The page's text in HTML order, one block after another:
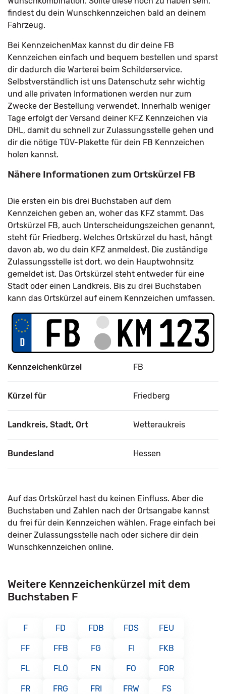
findest du dein Wunschkennzeichen bald an deinem
Fahrzeug.
Bei KennzeichenMax kannst du dir deine FB
Kennzeichen einfach und bequem bestellen und sparst
dir dadurch die Warterei beim Schilderservice.
Selbstverständlich ist uns Datenschutz sehr wichtig
und alle privaten Informationen werden nur zum
Zwecke der Bestellung verwendet. Innerhalb weniger
Tage erfolgt der Versand deiner KFZ Kennzeichen via
DHL, damit du schnell zur Zulassungsstelle gehen und
dir die nötige TÜV-Plakette für dein FB Kennzeichen
holen kannst.
Nähere Informationen zum Ortskürzel FB
Die ersten ein bis drei Buchstaben auf dem
Kennzeichen geben an, woher das KFZ stammt. Das
Ortskürzel FB, auch Unterscheidungszeichen genannt,
steht für Friedberg. Welches Ortskürzel du hast, hängt
davon ab, wo du dein KFZ anmeldest. Die zuständige
Zulassungsstelle ist dort, wo dein Hauptwohnsitz
gemeldet ist. Das Ortskürzel steht entweder für eine
Stadt oder einen Landkreis. Bis zu drei Buchstaben
kann das Ortskürzel auf einem Kennzeichen umfassen.
Kennzeichenkürzel FB
Kürzel für Friedberg
Landkreis, Stadt, Ort Wetteraukreis
Bundesland Hessen
Auf das Ortskürzel hast du keinen Einfluss. Aber die
Buchstaben und Zahlen nach der Ortsangabe kannst
du frei für dein Kennzeichen wählen. Frage einfach bei
deiner Zulassungsstelle nach oder sichere dir dein
Wunschkennzeichen online.
Weitere Kennzeichenkürzel mit dem
Buchstaben F
F FD FDB FDS FEU
FF FFB FG FI FKB
FL FLÖ FN FO FOR
FR FRG FRI FRW FS